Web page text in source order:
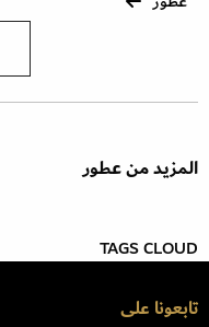
المزيد من عطور
TAGS CLOUD
تابعونا على